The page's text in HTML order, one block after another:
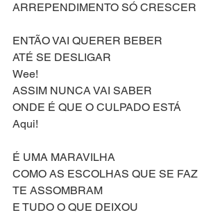
ARREPENDIMENTO SÓ CRESCER
ENTÃO VAI QUERER BEBER
ATÉ SE DESLIGAR
Wee!
ASSIM NUNCA VAI SABER
ONDE É QUE O CULPADO ESTÁ
Aqui!
É UMA MARAVILHA
COMO AS ESCOLHAS QUE SE FAZ
TE ASSOMBRAM
E TUDO O QUE DEIXOU